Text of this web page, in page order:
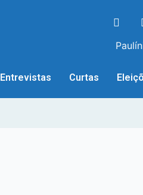
Entrevistas Curtas